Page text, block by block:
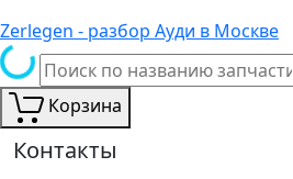
Zerlegen - разбор Ауди в Москве
Корзина
Контакты